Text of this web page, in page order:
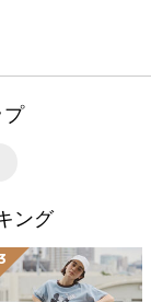
プ
ング